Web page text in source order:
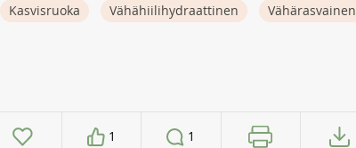
Kasvisruoka
Vähähiilihydraattinen Vähärasvainen
1 1